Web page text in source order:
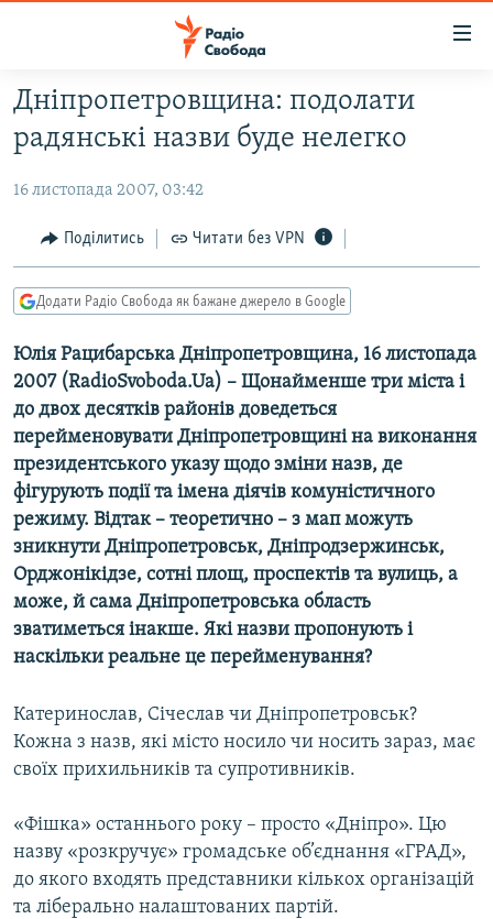
Перейти
до
основного
Перейти
основної
Перейти
пошуку
РАДІО СВОБОДА – 70 РОКІВ
ВСЕ ЗА ДОБУ
СТАТТІ
ПОЛІТИКА
СУСПІЛЬСТВО
КУЛЬТУРА
СПОРТ
УКРАЇНА
СВІТ
ВІЙНА
ДОНБАС.РЕАЛІЇ
КРИМ.РЕАЛІЇ
ТИ ЯК?
СХЕМИ
ПРИАЗОВ’Я
КИТАЙ.ВИКЛИКИ
МУЛЬТИМЕДІА
ФОТО
СПЕЦПРОЄКТИ
ПОДКАСТИ
КРИМ РЕАЛІЇ
РУС
ДОЛУЧАЙСЯ!
Дніпропетровщина: подолати
радянські назви буде нелегко
16 листопада 2007, 03:42
Поділитись Читати без VPN
Додати Радіо Свобода як бажане джерело в Google
Юлія Рацибарська Дніпропетровщина, 16 листопада
2007 (RadioSvoboda.Ua) – Щонайменше три міста і
до двох десятків районів доведеться
перейменовувати Дніпропетровщині на виконання
президентського указу щодо зміни назв, де
фігурують події та імена діячів комуністичного
режиму. Відтак – теоретично – з мап можуть
зникнути Дніпропетровськ, Дніпродзержинськ,
Орджонікідзе, сотні площ, проспектів та вулиць, а
може, й сама Дніпропетровська область
зватиметься інакше. Які назви пропонують і
наскільки реальне це перейменування?
Катеринослав, Січеслав чи Дніпропетровськ?
Кожна з назв, які місто носило чи носить зараз, має
своїх прихильників та супротивників.
«Фішка» останнього року – просто «Дніпро». Цю
назву «розкручує» громадське об’єднання «ГРАД»,
до якого входять представники кількох організацій
та ліберально налаштованих партій.